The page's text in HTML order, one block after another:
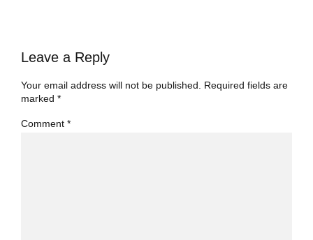
Leave a Reply
Your email address will not be published. Required fields are
marked *
Comment *